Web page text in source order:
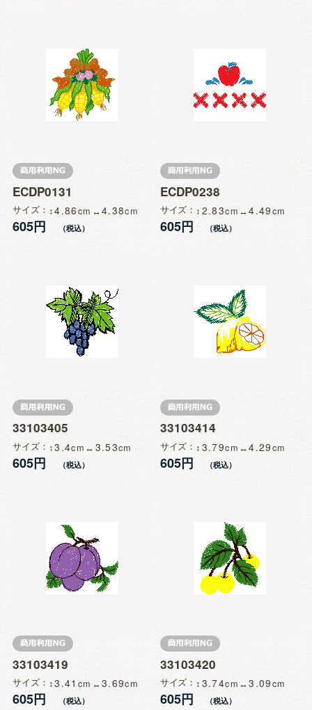
ECDP0131
サイズ 4.86 4.38
605円
ECDP0238
サイズ 2.83 4.49
605円
33103405
サイズ 3.4 3.53
605円
33103414
サイズ 3.79 4.29
605円
33103419
サイズ 3.41 3.69
605円
33103420
サイズ 3.74 3.09
605円